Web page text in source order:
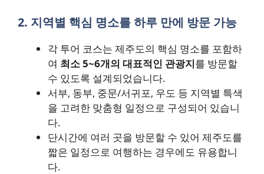
2. 지역별 핵심 명소를 하루 만에 방문 가능
각 투어 코스는 제주도의 핵심 명소를 포함하
여 최소 5~6개의 대표적인 관광지를 방문할
수 있도록 설계되었습니다.
서부, 동부, 중문/서귀포, 우도 등 지역별 특색
을 고려한 맞춤형 일정으로 구성되어 있습니
다.
단시간에 여러 곳을 방문할 수 있어 제주도를
짧은 일정으로 여행하는 경우에도 유용합니
다.